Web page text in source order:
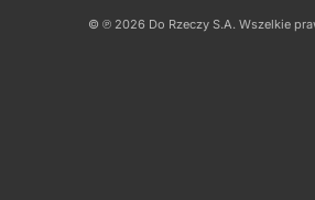
© ℗ 2026 Do Rzeczy S.A. Wszelkie